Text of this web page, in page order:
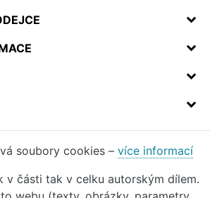
soubory cookies – více informací
v části tak v celku autorským dílem.